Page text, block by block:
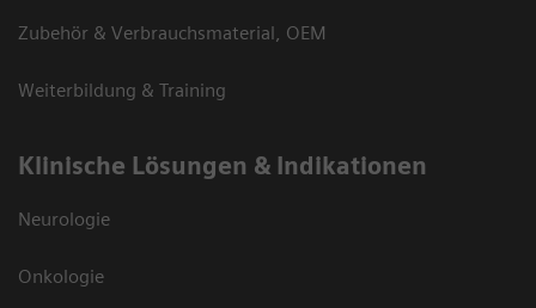
Zubehör & Verbrauchsmaterial, OEM
Weiterbildung & Training
Klinische Lösungen & Indikationen
Neurologie
Onkologie